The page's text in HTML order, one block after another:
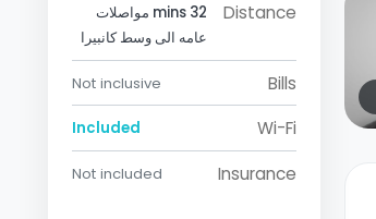
Distance
32 mins مواصلات
عامه الى وسط كانبيرا
Bills
Not inclusive
Wi-Fi
Included
Insurance
Not included